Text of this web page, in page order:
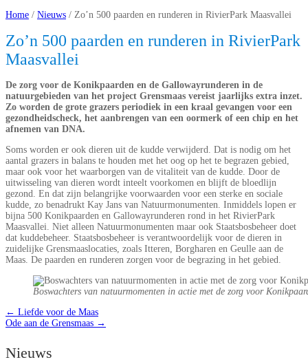
Home / Nieuws / Zo’n 500 paarden en runderen in RivierPark Maasvallei
Zo’n 500 paarden en runderen in RivierPark
Maasvallei
De zorg voor de Konikpaarden en de Gallowayrunderen in de
natuurgebieden van het project Grensmaas vereist jaarlijks extra inzet.
Zo worden de grote grazers periodiek in een kraal gevangen voor een
gezondheidscheck, het aanbrengen van een oormerk of een chip en het
afnemen van DNA.
Soms worden er ook dieren uit de kudde verwijderd. Dat is nodig om het
aantal grazers in balans te houden met het oog op het te begrazen gebied,
maar ook voor het waarborgen van de vitaliteit van de kudde. Door de
uitwisseling van dieren wordt inteelt voorkomen en blijft de bloedlijn
gezond. En dat zijn belangrijke voorwaarden voor een sterke en sociale
kudde, zo benadrukt Kay Jans van Natuurmonumenten. Inmiddels lopen er
bijna 500 Konikpaarden en Gallowayrunderen rond in het RivierPark
Maasvallei. Niet alleen Natuurmonumenten maar ook Staatsbosbeheer doet
dat kuddebeheer. Staatsbosbeheer is verantwoordelijk voor de dieren in
zuidelijke Grensmaaslocaties, zoals Itteren, Borgharen en Geulle aan de
Maas. De paarden en runderen zorgen voor de begrazing in het gebied.
Boswachters van natuurmomenten in actie met de zorg voor
← Liefde voor de Maas
Ode aan de Grensmaas →
Nieuws